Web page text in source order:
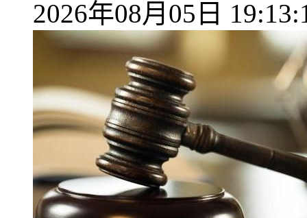
2026年08月05日